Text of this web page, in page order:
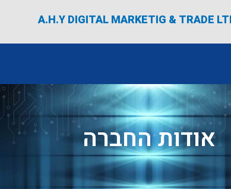
A.H.Y DIGITAL MARKETIG & TRADE
אודות החברה